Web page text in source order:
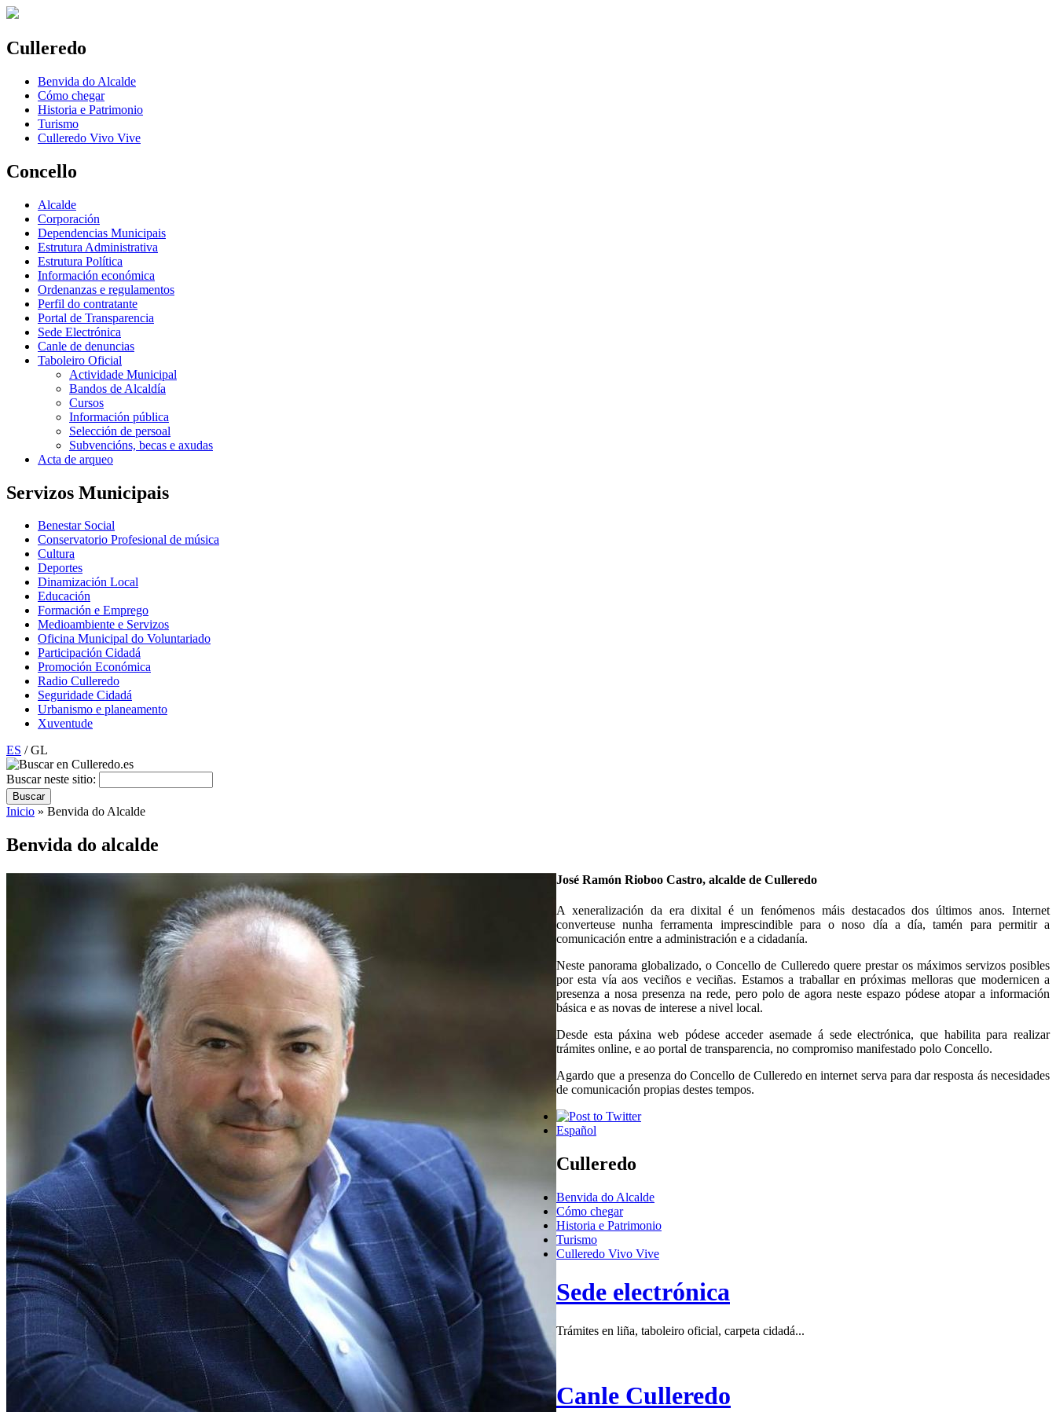
Culleredo
Benvida do Alcalde
Cómo chegar
Historia e Patrimonio
Turismo
Culleredo Vivo Vive
Concello
Alcalde
Corporación
Dependencias Municipais
Estrutura Administrativa
Estrutura Política
Información económica
Ordenanzas e regulamentos
Perfil do contratante
Portal de Transparencia
Sede Electrónica
Canle de denuncias
Taboleiro Oficial
Actividade Municipal
Bandos de Alcaldía
Cursos
Información pública
Selección de persoal
Subvencións, becas e axudas
Acta de arqueo
Servizos Municipais
Benestar Social
Conservatorio Profesional de música
Cultura
Deportes
Dinamización Local
Educación
Formación e Emprego
Medioambiente e Servizos
Oficina Municipal do Voluntariado
Participación Cidadá
Promoción Económica
Radio Culleredo
Seguridade Cidadá
Urbanismo e planeamento
Xuventude
ES / GL
Buscar neste sitio:
Inicio » Benvida do Alcalde
Benvida do alcalde
José Ramón Rioboo Castro, alcalde de Culleredo
A xeneralización da era dixital é un fenómenos máis destacados dos últimos anos. Internet
converteuse nunha ferramenta imprescindible para o noso día a día, tamén para permitir a
comunicación entre a administración e a cidadanía.
Neste panorama globalizado, o Concello de Culleredo quere prestar os máximos servizos posibles
por esta vía aos veciños e veciñas. Estamos a traballar en próximas melloras que modernicen a
presenza a nosa presenza na rede, pero polo de agora neste espazo pódese atopar a información
básica e as novas de interese a nivel local.
Desde esta páxina web pódese acceder asemade á sede electrónica, que habilita para realizar
trámites online, e ao portal de transparencia, no compromiso manifestado polo Concello.
Agardo que a presenza do Concello de Culleredo en internet serva para dar resposta ás necesidades
de comunicación propias destes tempos.
Español
Culleredo
Benvida do Alcalde
Cómo chegar
Historia e Patrimonio
Turismo
Culleredo Vivo Vive
Sede electrónica
Trámites en liña, taboleiro oficial, carpeta cidadá...
Canle Culleredo